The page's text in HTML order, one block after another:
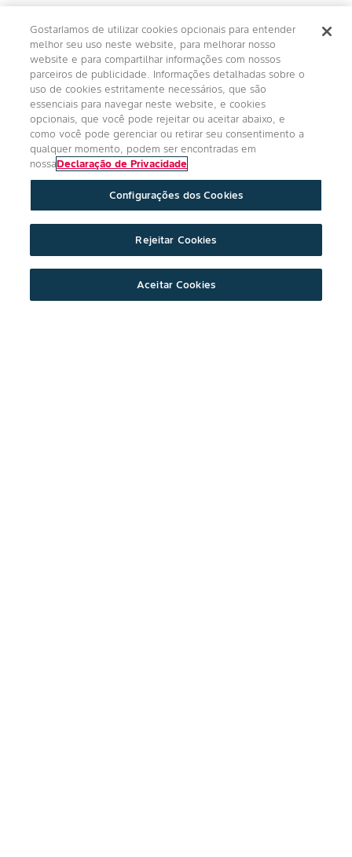
Gostaríamos de utilizar cookies opcionais para entender
melhor seu uso neste website, para melhorar nosso
website e para compartilhar informações com nossos
parceiros de publicidade. Informações detalhadas sobre o
uso de cookies estritamente necessários, que são
essenciais para navegar neste website, e cookies
opcionais, que você pode rejeitar ou aceitar abaixo, e
como você pode gerenciar ou retirar seu consentimento a
qualquer momento, podem ser encontradas em
nossaDeclaração de Privacidade
Configurações dos Cookies
Rejeitar Cookies
Aceitar Cookies